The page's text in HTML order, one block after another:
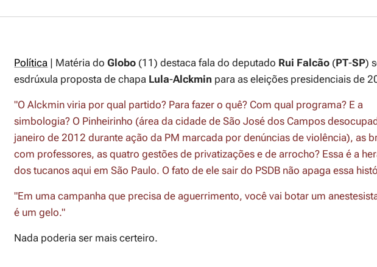
Política | Matéria doGlobo (11) destaca fala do deputado Rui Falcão (PT-SP)
esdrúxula proposta de chapa Lula-Alckmin para as eleições presidenciais de
"O Alckmin viria por qual partido? Para fazer o quê? Com qual programa? E a
simbologia? O Pinheirinho (área da cidade de São José dos Campos
janeiro de 2012 durante ação da PM marcada por denúncias de violência), as
com professores, as quatro gestões de privatizações e de arrocho? Essa é a
dos tucanos aqui em São Paulo. O fato de ele sair do PSDB não apaga essa
"Em uma campanha que precisa de aguerrimento, você vai botar um
é um gelo."
Nada poderia ser mais certeiro.